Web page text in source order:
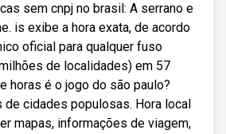
sem cnpj no brasil: A serrano e
is exibe a hora exata, de acordo
oficial para qualquer fuso
de localidades) em 57
horas é o jogo do são paulo?
de cidades populosas. Hora local
mapas, informações de viagem,